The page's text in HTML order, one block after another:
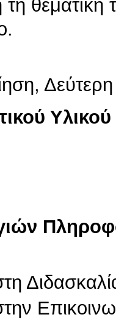
θεματική
Υλικού